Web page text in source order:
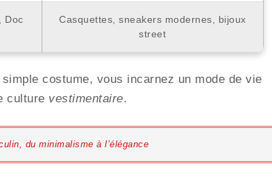
Doc
Casquettes, sneakers modernes, bijoux
street
costume, vous incarnez un mode de vie
culture vestimentaire.
du minimalisme à l’élégance